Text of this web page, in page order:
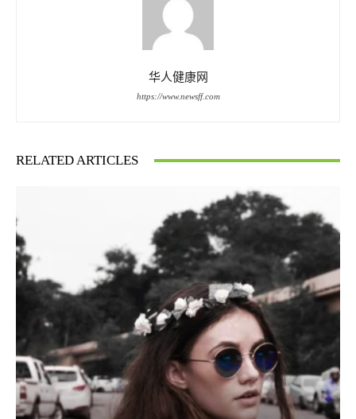
华人健康网
https://www.newsff.com
RELATED ARTICLES